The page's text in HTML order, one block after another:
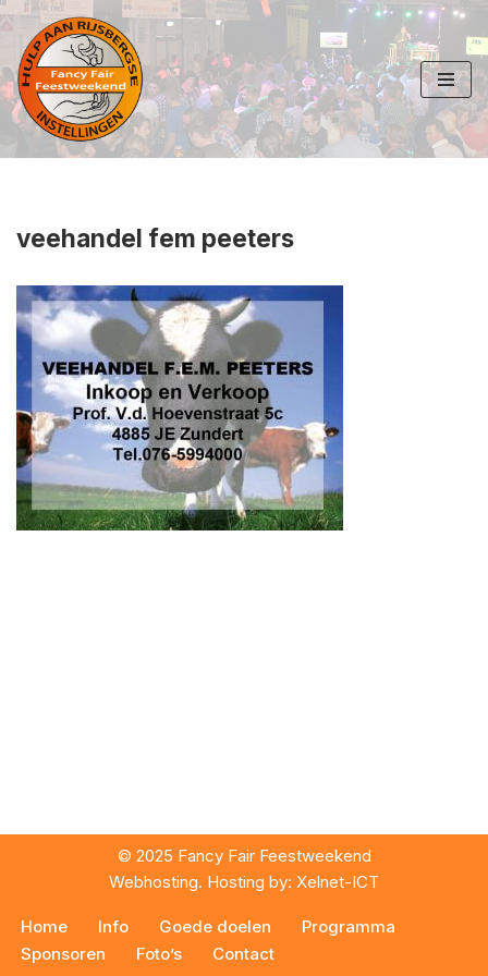
Ga
naar
de
inhoud
veehandel fem peeters
© 2025 Fancy Fair Feestweekend
Webhosting. Hosting by: Xelnet-ICT
Home Info Goede doelen
Programma
Sponsoren
Foto’s Contact